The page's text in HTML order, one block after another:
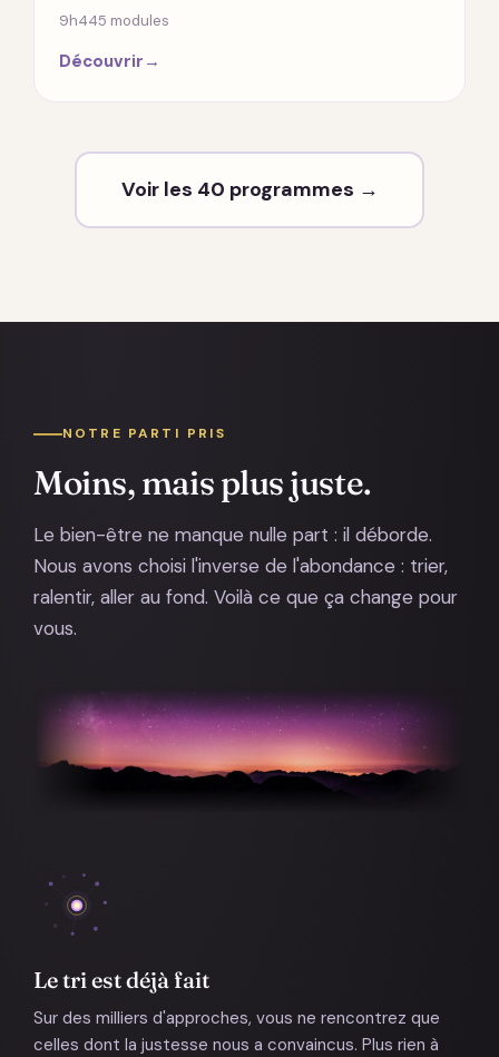
9h445 modules
Découvrir →
Voir les 40 programmes →
NOTRE PARTI PRIS
Moins, mais plus juste.
Le bien-être ne manque nulle part : il déborde.
Nous avons choisi l'inverse de l'abondance : trier,
ralentir, aller au fond. Voilà ce que ça change pour
vous.
Le tri est déjà fait
Sur des milliers d'approches, vous ne rencontrez que
celles dont la justesse nous a convaincus. Plus rien à